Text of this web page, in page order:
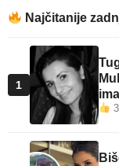
Najčitanije
1